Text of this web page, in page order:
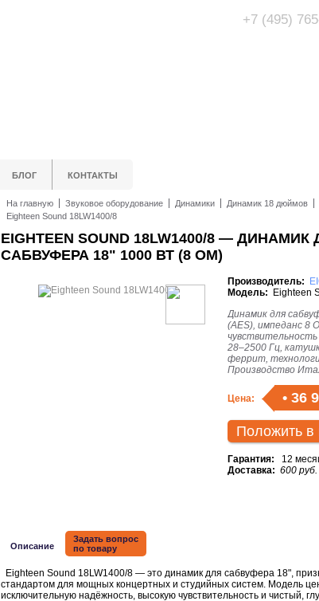
+7 (495)
БЛОГ КОНТАКТЫ
На главную Звуковое оборудование Динамики
Динамик 18 дюймов
Eighteen Sound 18LW1400/8
EIGHTEEN SOUND 18LW1400/8 — ДИНАМИК
САБВУФЕРА 18" 1000 ВТ (8 ОМ)
Производитель:
Модель: Eighteen
Динамик для
(AES), импеданс 8
28–2500 Гц,
феррит,
Производство
Цена: • 36
Положить в
Гарантия: 12
Доставка: 600
Описание
Задать вопрос
по товару
Eighteen Sound 18LW1400/8 — это динамик для сабвуфера 18",
стандартом для мощных концертных и студийных систем. Модель
исключительную надёжность, высокую чувствительность и чистый,